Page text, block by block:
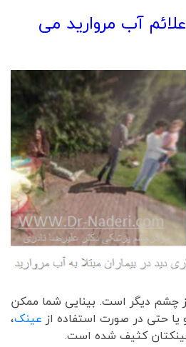
آب مروارید می
چشم دیگر است. بینایی شما ممکن
حتی در صورت استفاده از عینک،
کثیف شده است.